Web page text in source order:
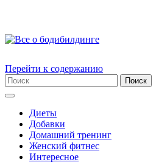
Перейти к содержанию
Диеты
Добавки
Домашний тренинг
Женский фитнес
Интересное